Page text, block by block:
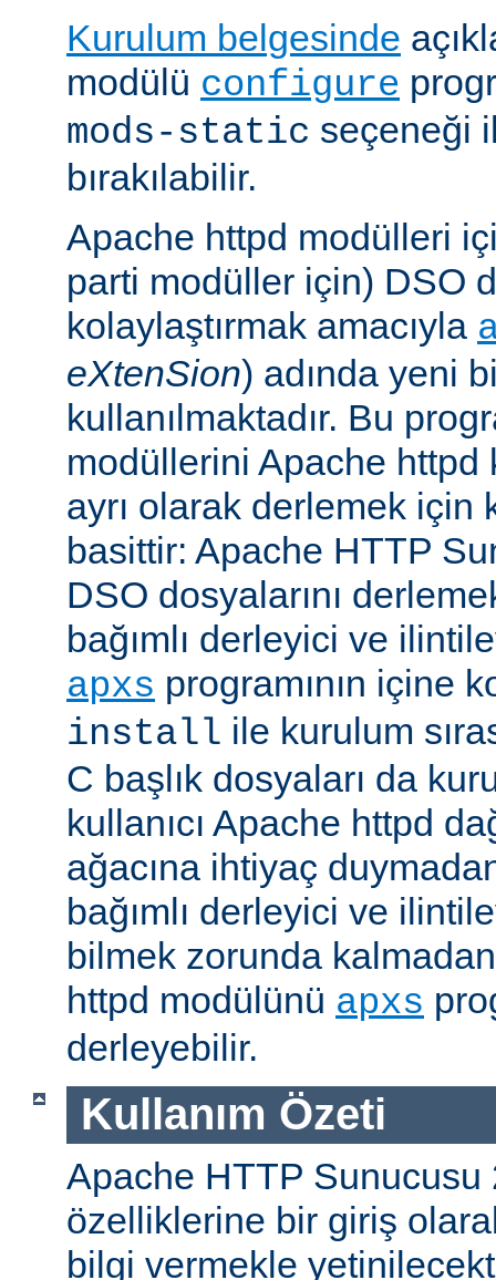
Kurulum belgesinde
modülü configure
mods-static seçeneği
bırakılabilir.
Apache httpd modülleri
parti modüller için) DSO
kolaylaştırmak amacıyla
eXtenSion) adında yeni
kullanılmaktadır. Bu
modüllerini Apache httpd
ayrı olarak derlemek için
basittir: Apache HTTP
DSO dosyalarını
bağımlı derleyici ve
apxs programının içine
install ile kurulum
C başlık dosyaları da
kullanıcı Apache httpd
ağacına ihtiyaç
bağımlı derleyici ve
bilmek zorunda
httpd modülünü apxs
derleyebilir.
Kullanım Özeti
Apache HTTP Sunucusu
özelliklerine bir giriş
bilgi vermekle